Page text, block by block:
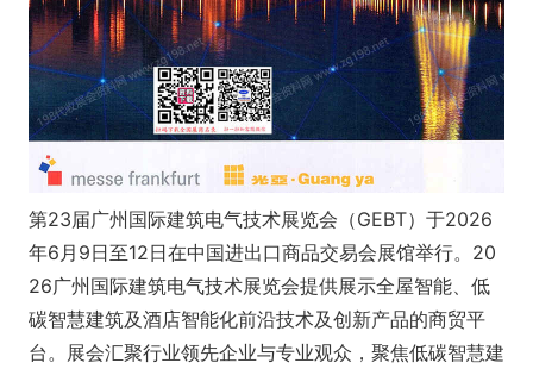
第23届广州国际建筑电气技术展览会（GEBT）于2026
年6月9日至12日在中国进出口商品交易会展馆举行。20
26广州国际建筑电气技术展览会提供展示全屋智能、低
碳智慧建筑及酒店智能化前沿技术及创新产品的商贸平
台。展会汇聚行业领先企业与专业观众，聚焦低碳智慧建